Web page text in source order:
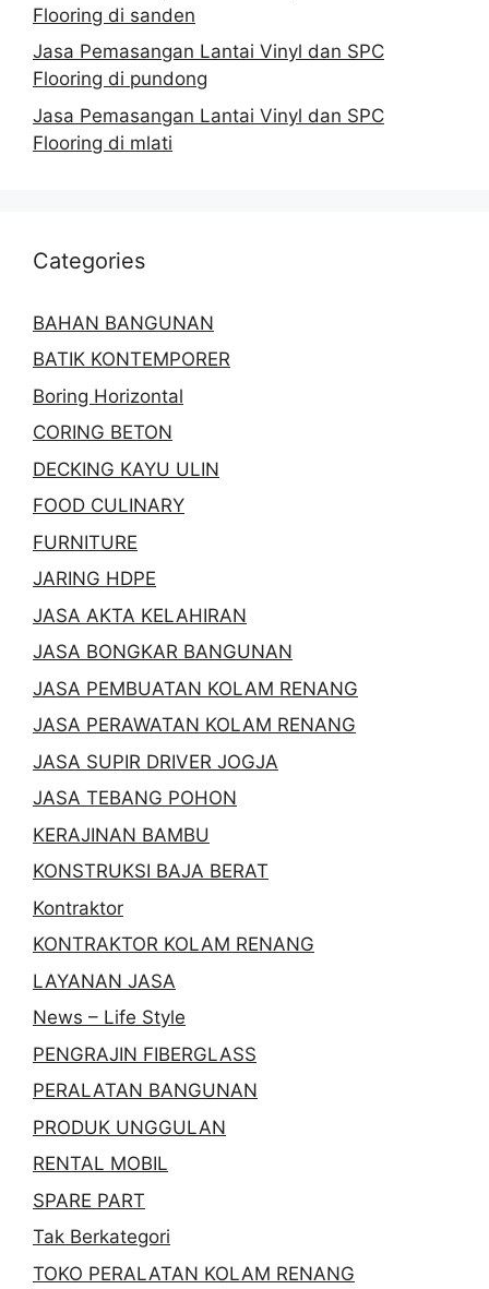
Flooring di sanden
Jasa Pemasangan Lantai Vinyl dan SPC
Flooring di pundong
Jasa Pemasangan Lantai Vinyl dan SPC
Flooring di mlati
Categories
BAHAN BANGUNAN
BATIK KONTEMPORER
Boring Horizontal
CORING BETON
DECKING KAYU ULIN
FOOD CULINARY
FURNITURE
JARING HDPE
JASA AKTA KELAHIRAN
JASA BONGKAR BANGUNAN
JASA PEMBUATAN KOLAM RENANG
JASA PERAWATAN KOLAM RENANG
JASA SUPIR DRIVER JOGJA
JASA TEBANG POHON
KERAJINAN BAMBU
KONSTRUKSI BAJA BERAT
Kontraktor
KONTRAKTOR KOLAM RENANG
LAYANAN JASA
News – Life Style
PENGRAJIN FIBERGLASS
PERALATAN BANGUNAN
PRODUK UNGGULAN
RENTAL MOBIL
SPARE PART
Tak Berkategori
TOKO PERALATAN KOLAM RENANG